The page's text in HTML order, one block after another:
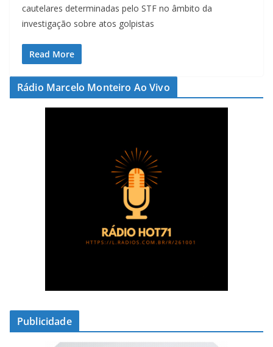
cautelares determinadas pelo STF no âmbito da
investigação sobre atos golpistas
Read More
Rádio Marcelo Monteiro Ao Vivo
Publicidade